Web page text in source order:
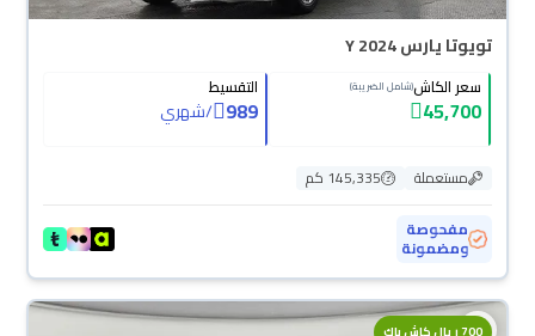
تويوتا يارس Y 2024
سعر الكاش(شامل الضريبة)
45,700
التقسيط
989
/شهري
مستعملة
145,335 كم
مفحوصة
ومضمونة